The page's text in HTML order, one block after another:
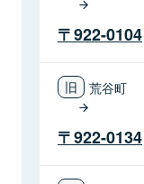
922-0104
荒谷町
922-0134